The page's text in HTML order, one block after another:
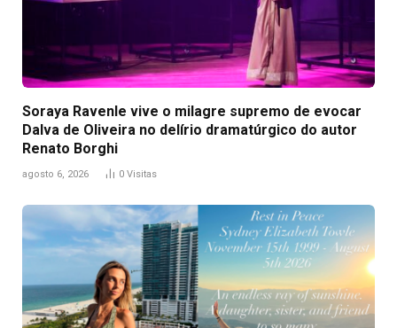
Soraya Ravenle vive o milagre supremo de evocar
Dalva de Oliveira no delírio dramatúrgico do autor
Renato Borghi
agosto 6, 2026 0 Visitas